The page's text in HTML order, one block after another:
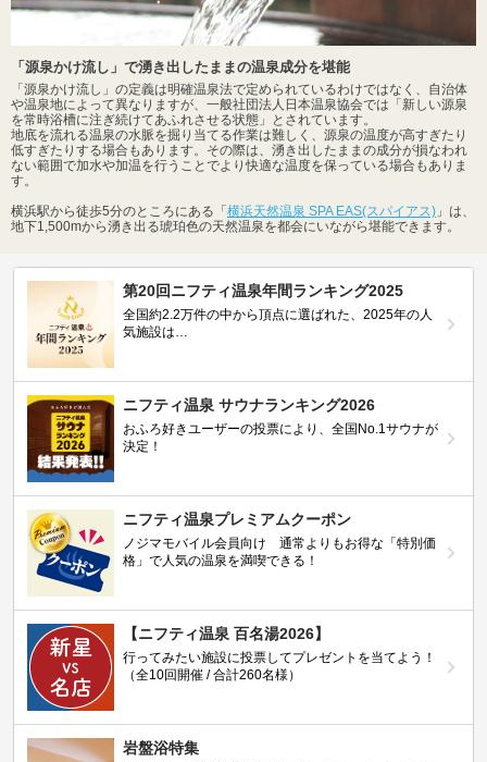
「源泉かけ流し」で湧き出したままの温泉成分を堪能
「源泉かけ流し」の定義は明確温泉法で定められているわけではなく、自治体
や温泉地によって異なりますが、一般社団法人日本温泉協会では「新しい源泉
を常時浴槽に注ぎ続けてあふれさせる状態」とされています。
地底を流れる温泉の水脈を掘り当てる作業は難しく、源泉の温度が高すぎたり
低すぎたりする場合もあります。その際は、湧き出したままの成分が損なわれ
ない範囲で加水や加温を行うことでより快適な温度を保っている場合もありま
す。
横浜駅から徒歩5分のところにある「 横浜天然温泉 SPA EAS(スパイアス) 」は、
地下1,500mから湧き出る琥珀色の天然温泉を都会にいながら堪能できます。
第20回ニフティ温泉年間ランキング2025
全国約2.2万件の中から頂点に選ばれた、2025年の人
気施設は…
ニフティ温泉 サウナランキング2026
おふろ好きユーザーの投票により、全国No.1サウナが
決定！
ニフティ温泉プレミアムクーポン
ノジマモバイル会員向け 通常よりもお得な「特別価
格」で人気の温泉を満喫できる！
【ニフティ温泉 百名湯2026】
行ってみたい施設に投票してプレゼントを当てよう！
（全10回開催 / 合計260名様）
岩盤浴特集